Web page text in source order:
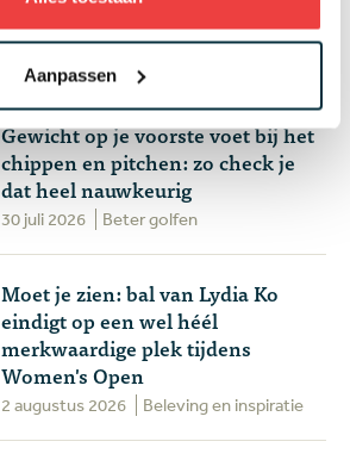
Aanpassen
Solheim Cup op Bernardus
Gewicht op je voorste voet bij het
chippen en pitchen: zo check je
dat heel nauwkeurig
30 juli 2026 Beter golfen
Moet je zien: bal van Lydia Ko
eindigt op een wel héél
merkwaardige plek tijdens
Women's Open
2 augustus 2026 Beleving en inspiratie